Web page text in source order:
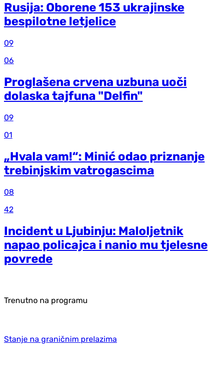
Rusija: Oborene 153 ukrajinske
bespilotne letjelice
09
06
Proglašena crvena uzbuna uoči
dolaska tajfuna "Delfin"
09
01
„Hvala vam!“: Minić odao priznanje
trebinjskim vatrogascima
08
42
Incident u Ljubinju: Maloljetnik
napao policajca i nanio mu tjelesne
povrede
Trenutno na programu
Stanje na graničnim prelazima